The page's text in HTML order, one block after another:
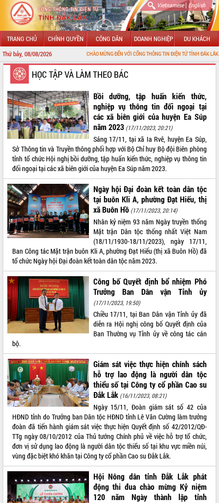
Vietnamese| English
TRANG CHỦ CHÍNH QUYỀN CÔNG DÂN DOANH NGHIỆP DU KHÁCH
Thứ bảy, 08/08/2026CHÀO MỪNG ĐẾN VỚI CỔNG THÔNG TIN ĐIỆN TỬ TỈNH ĐẮK LẮK
GIỚI THIỆU
LÃNH ĐẠO UBND TỈNH
TIN TỨC SỰ KIỆN
SỞ, BAN, NGÀNH
UBND CÁC XÃ, PHƯỜNG
THÔNG TIN CHỈ ĐẠO ĐIỀU HÀNH
HỆ THỐNG VĂN BẢN
VĂN BẢN HĐND TỈNH
ĐIỂM TIN VĂN BẢN
QUY HOẠCH - KẾ HOẠCH
VIDEO
HỌC TẬP VÀ LÀM THEO BÁC
Bồi dưỡng, tập huấn kiến thức,
nghiệp vụ thông tin đối ngoại tại
các xã biên giới của huyện Ea Súp
năm 2023 (17/11/2023, 20:21)
Sáng 17/11, tại xã Ia Rvê, huyện Ea Súp,
Sở Thông tin và Truyền thông phối hợp với Bộ Chỉ huy Bộ đội Biên phòng
tỉnh tổ chức Hội nghị bồi dưỡng, tập huấn kiến thức, nghiệp vụ thông tin
đối ngoại tại các xã biên giới của huyện Ea Súp năm 2023.
Ngày hội Đại đoàn kết toàn dân tộc
tại buôn Kli A, phường Đạt Hiếu, thị
xã Buôn Hồ (17/11/2023, 20:14)
Nhân kỷ niệm 93 năm Ngày truyền thống
Mặt trận Dân tộc thống nhất Việt Nam
(18/11/1930-18/11/2023), ngày 17/11,
Ban Công tác Mặt trận buôn Kli A, phường Đạt Hiếu (thị xã Buôn Hồ) đã
tổ chức Ngày hội Đại đoàn kết toàn dân tộc năm 2023.
Công bố Quyết định bổ nhiệm Phó
Trưởng Ban Dân vận Tỉnh ủy
(17/11/2023, 19:50)
Chiều 17/11, tại Ban Dân vận Tỉnh ủy đã
diễn ra Hội nghị công bố Quyết định của
Ban Thường vụ Tỉnh ủy về công tác cán
bộ.
Giám sát việc thực hiện chính sách
hỗ trợ lao động là người dân tộc
thiểu số tại Công ty cổ phần Cao su
Đắk Lắk (16/11/2023, 08:21)
Ngày 15/11, Đoàn giám sát số 42 của
HĐND tỉnh do Trưởng ban Dân tộc HĐND tỉnh Lê Văn Cường làm trưởng
đoàn đã tiến hành giám sát việc thực hiện Quyết định số 42/2012/QĐ-
TTg ngày 08/10/2012 của Thủ tướng Chính phủ về việc hỗ trợ tổ chức,
đơn vị sử dụng lao động là người dân tộc thiểu số tại khu vực miền núi,
vùng đặc biệt khó khăn tại Công ty cổ phần Cao su Đắk Lắk.
Hội Nông dân tỉnh Đắk Lắk phát
động thi đua chào mừng Kỷ niệm
120 năm Ngày thành lập tỉnh